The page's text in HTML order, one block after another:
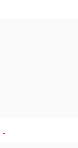
*